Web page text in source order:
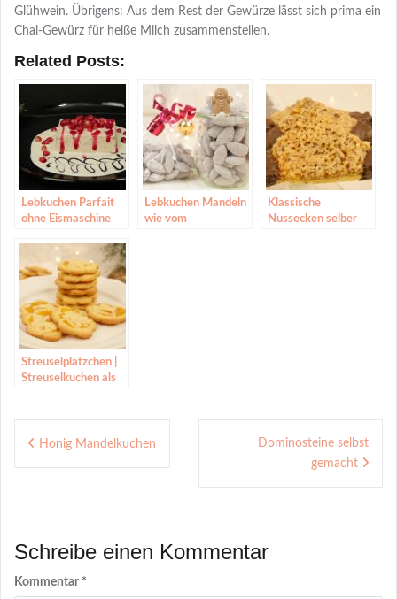
Glühwein. Übrigens: Aus dem Rest der Gewürze lässt sich prima ein
Chai-Gewürz für heiße Milch zusammenstellen.
Related Posts:
Lebkuchen Parfait
ohne Eismaschine
Lebkuchen Mandeln
wie vom
Klassische
Nussecken selber
Streuselplätzchen |
Streuselkuchen als
Beitragsnavigation
Honig Mandelkuchen
Dominosteine selbst
gemacht
Schreibe einen Kommentar
Kommentar *